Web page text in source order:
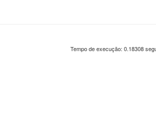
Tempo de execução: 0.18308